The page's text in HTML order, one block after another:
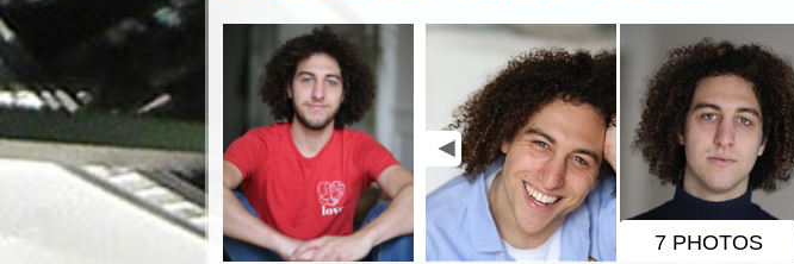
7 PHOTOS